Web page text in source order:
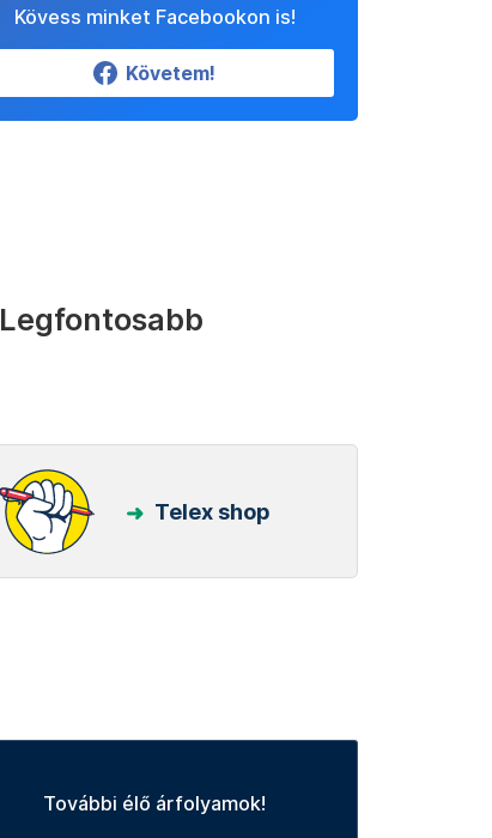
Kövess minket Facebookon is!
Követem!
Legfontosabb
Telex shop
További élő árfolyamok!